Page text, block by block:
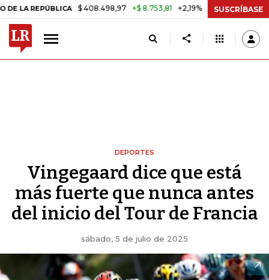
$ 408.498,97 +$ 8.753,81 +2,19% TASA DE USURA
SUSCRÍBASE
DEPORTES
Vingegaard dice que está
más fuerte que nunca antes
del inicio del Tour de Francia
sábado, 5 de julio de 2025